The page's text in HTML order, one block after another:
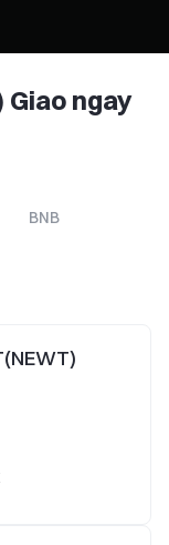
Giao ngay
BNB